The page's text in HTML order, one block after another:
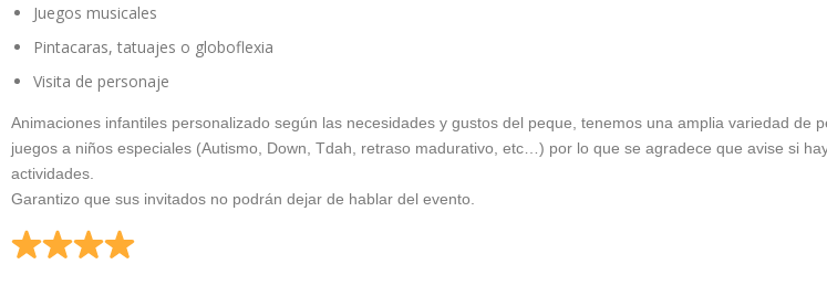
Juegos musicales
Pintacaras, tatuajes o globoflexia
Visita de personaje
Animaciones infantiles personalizado según las necesidades y gustos del peque, tenemos una amplia variedad de
juegos a niños especiales (Autismo, Down, Tdah, retraso madurativo, etc…) por lo que se agradece que avise si
actividades.
Garantizo que sus invitados no podrán dejar de hablar del evento.